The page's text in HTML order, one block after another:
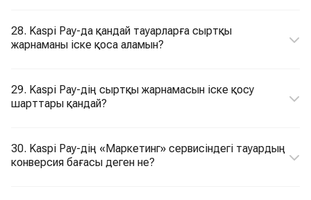
28. Kaspi Pay-да қандай тауарларға сыртқы
жарнаманы іске қоса аламын?
29. Kaspi Pay-дің сыртқы жарнамасын іске қосу
шарттары қандай?
30. Kaspi Pay-дің «Маркетинг» сервисіндегі тауардың
конверсия бағасы деген не?